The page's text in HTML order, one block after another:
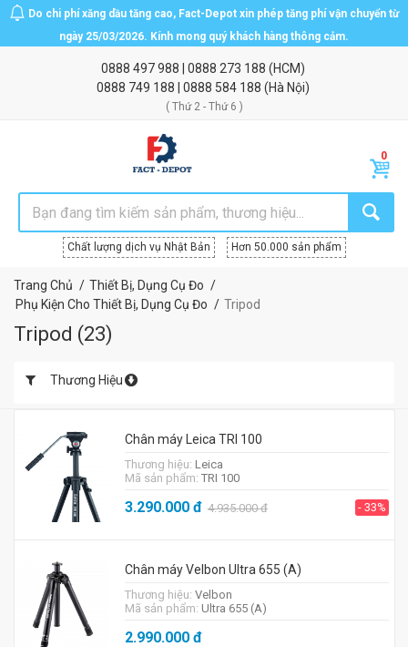
Do chi phí xăng dầu tăng cao, Fact-Depot xin phép tăng phí vận chuyển từ
ngày 25/03/2026. Kính mong quý khách hàng thông cảm.
0888 497 988 0888 273 188 (HCM)
0888 749 188
0888 584 188 (Hà Nội)
( Thứ 2 - Thứ 6 )
Chất lượng dịch vụ Nhật Bản Hơn 50.000 sản phẩm
Trang Chủ
Thiết Bị, Dụng Cụ Đo
Phụ Kiện Cho Thiết Bị, Dụng Cụ Đo
Tripod
Tripod (23)
Thương Hiệu
Chân máy Leica TRI 100
Thương hiệu: Leica
Mã sản phẩm: TRI 100
3.290.000đ 4.935.000đ - 33%
Chân máy Velbon Ultra 655 (A)
Thương hiệu: Velbon
Mã sản phẩm: Ultra 655 (A)
2.990.000đ